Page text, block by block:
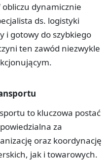
dynamicznie
ds. logistyki
i gotowy do szybkiego
ten zawód niezwykle
to kluczowa postać
za
oraz koordynację
jak i towarowych.